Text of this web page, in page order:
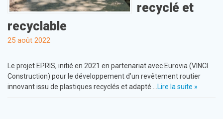
recyclé et
recyclable
25 août 2022
Le projet EPRIS, initié en 2021 en partenariat avec Eurovia (VINCI
Construction) pour le développement d’un revêtement routier
innovant issu de plastiques recyclés et adapté …
Lire la suite »